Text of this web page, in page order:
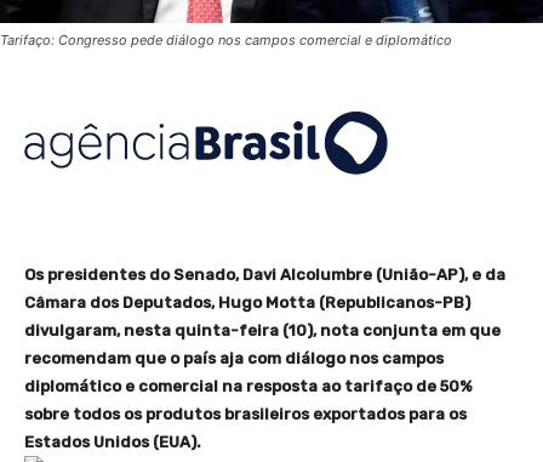
Tarifaço: Congresso pede diálogo nos campos comercial e diplomático
Os presidentes do Senado, Davi Alcolumbre (União-AP), e da
Câmara dos Deputados, Hugo Motta (Republicanos-PB)
divulgaram, nesta quinta-feira (10), nota conjunta em que
recomendam que o país aja com diálogo nos campos
diplomático e comercial na resposta ao tarifaço de 50%
sobre todos os produtos brasileiros exportados para os
Estados Unidos (EUA).